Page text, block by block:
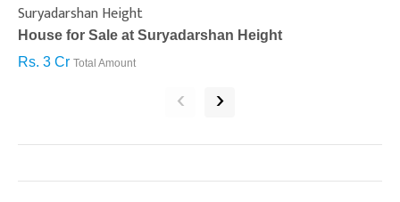
Suryadarshan Height
House for Sale at Suryadarshan Height
Rs. 3 Cr Total Amount
‹ ›